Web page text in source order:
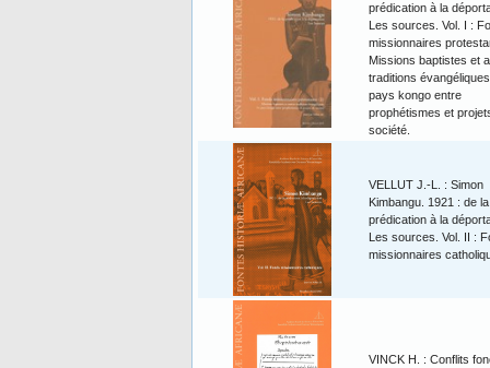
prédication à la
Les sources. Vol. I :
missionnaires
Missions baptistes et
traditions
pays kongo entre
prophétismes et
société.
VELLUT J.-L. : Simon
Kimbangu. 1921 : de la
prédication à la
Les sources. Vol. II :
missionnaires
VINCK H. : Conflits